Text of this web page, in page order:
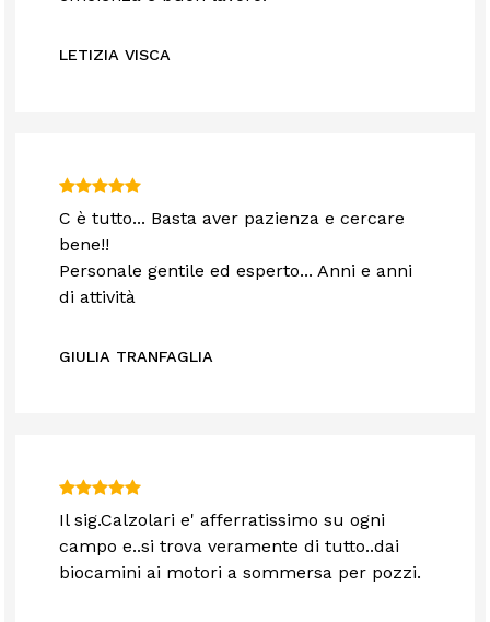
LETIZIA VISCA
C è tutto... Basta aver pazienza e cercare
bene!!
Personale gentile ed esperto... Anni e anni
di attività
GIULIA TRANFAGLIA
Il sig.Calzolari e' afferratissimo su ogni
campo e..si trova veramente di tutto..dai
biocamini ai motori a sommersa per pozzi.